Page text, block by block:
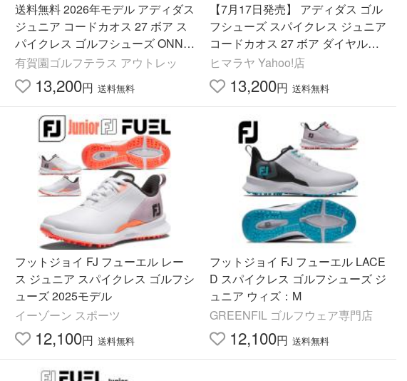
送料無料 2026年モデル アディダス
ジュニア コードカオス 27 ボア ス
パイクレス ゴルフシューズ ONN4
5 KI5747 ホワイト/アイアンメタリ
ック/シルバーメタリック
有賀園ゴルフテラス アウトレッ
13,200円 送料無料
【7月17日発売】 アディダス ゴル
フシューズ スパイクレス ジュニア
コードカオス 27 ボア ダイヤル式
CODECHAOS 27 BOA ONN45
【国内正規品】【2026年モデル】
ヒマラヤ Yahoo!店
13,200円 送料無料
フットジョイ FJ フューエル レー
ス ジュニア スパイクレス ゴルフシ
ューズ 2025モデル
イーゾーン スポーツ
12,100円 送料無料
フットジョイ FJ フューエル LACE
D スパイクレス ゴルフシューズ ジ
ュニア ウィズ：M
GREENFIL ゴルフウェア専門店
12,100円 送料無料